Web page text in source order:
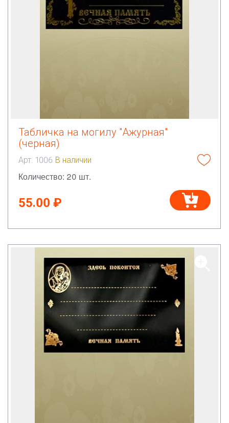
Табличка на могилу "Ажурная"
(черная)
Арт. 1006 В наличии
Количество: 20 шт.
55.00 ₽